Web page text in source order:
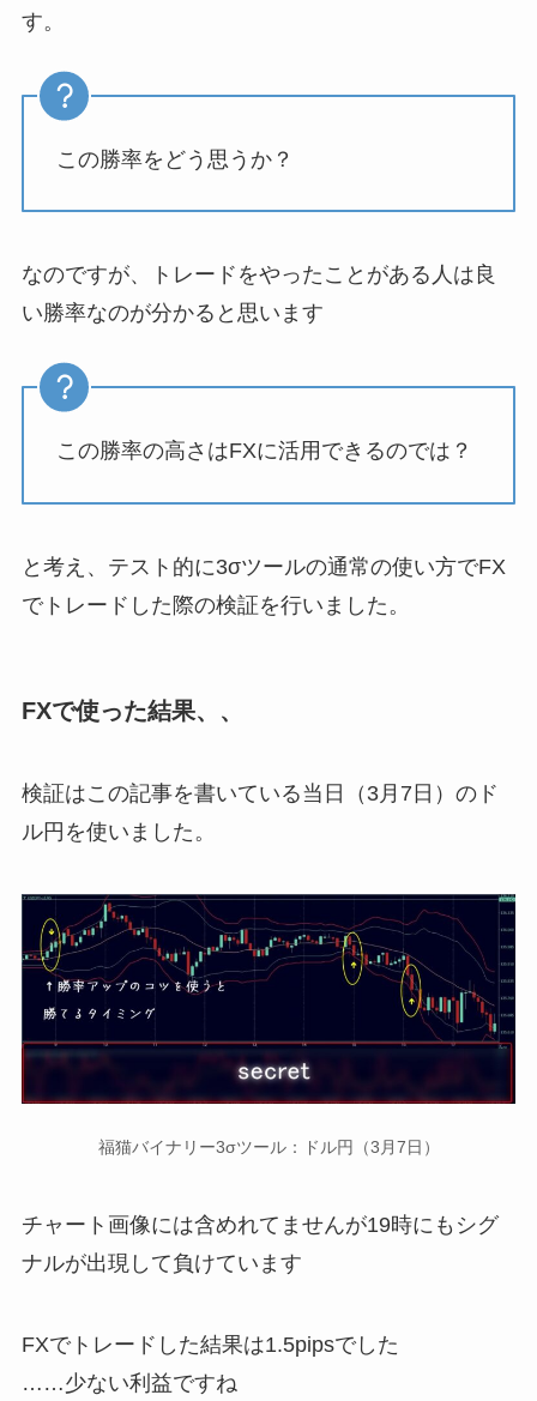
す。
この勝率をどう思うか？
なのですが、トレードをやったことがある人は良
い勝率なのが分かると思います
この勝率の高さはFXに活用できるのでは？
と考え、テスト的に3σツールの通常の使い方でFX
でトレードした際の検証を行いました。
FXで使った結果、、
検証はこの記事を書いている当日（3月7日）のド
ル円を使いました。
福猫バイナリー3σツール：ドル円（3月7日）
チャート画像には含めれてませんが19時にもシグ
ナルが出現して負けています
FXでトレードした結果は1.5pipsでした
……少ない利益ですね